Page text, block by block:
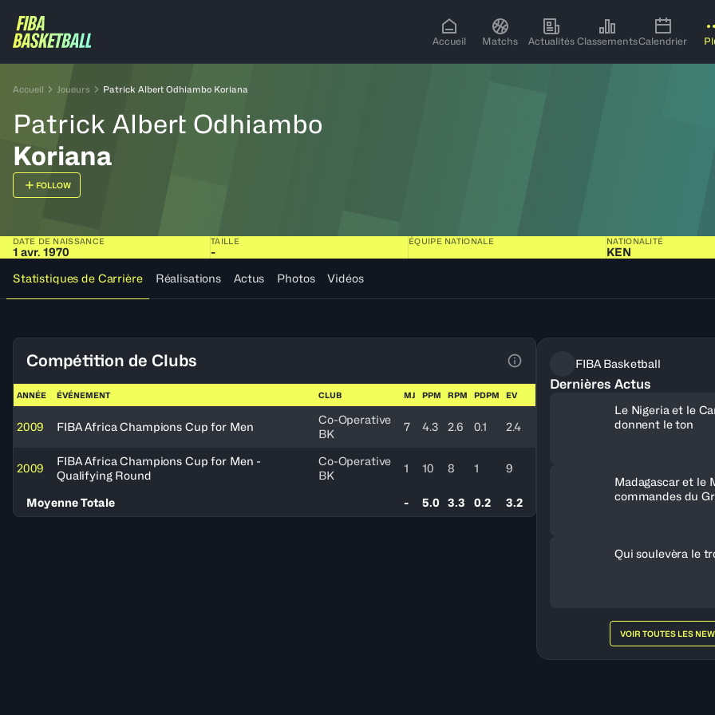
Accueil Matchs Actualités ClassementsCalendrier
Accueil Joueurs Patrick Albert Odhiambo Koriana
Patrick Albert Odhiambo
Koriana
FOLLOW
DATE DE NAISSANCE
1 avr. 1970
TAILLE
-
ÉQUIPE NATIONALE NATIONALITÉ
KEN
Statistiques de Carrière
Réalisations Actus Photos Vidéos
Compétition de Clubs
Voir la Légende du Tableau
ANNÉE ÉVÉNEMENT CLUB MJ PPM RPM PDPM EV
2009 FIBA Africa Champions Cup for Men
Co-Operative
BK
7 4.3 2.6 0.1 2.4
2009
FIBA Africa Champions Cup for Men -
Qualifying Round
Co-Operative
BK
1 10 8 1 9
Moyenne Totale - 5.0 3.3 0.2 3.2
FIBA Basketball
Dernières Actus
Le Nigeria et le
donnent le ton
Madagascar et le
commandes du
Qui soulevèra le
VOIR TOUTES LES